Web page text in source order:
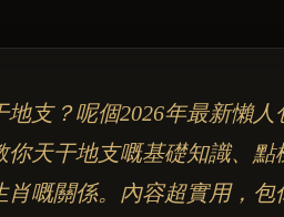
地支？呢個2026年最新懶
你天干地支嘅基礎知識、
肖嘅關係。內容超實用，包